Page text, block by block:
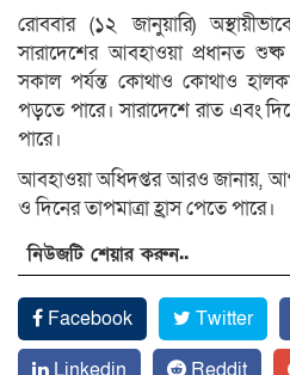
রোববার (১২ জানুয়ারি)
সারাদেশের আবহাওয়া প্রধানত
সকাল পর্যন্ত কোথাও কোথাও
পড়তে পারে। সারাদেশে রাত এবং
পারে।
আবহাওয়া অধিদপ্তর আরও জানায়,
ও দিনের তাপমাত্রা হ্রাস পেতে পারে।
নিউজটি শেয়ার করুন..
Facebook Twitter